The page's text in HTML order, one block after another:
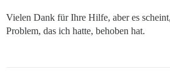
Vielen Dank für Ihre Hilfe, aber es
Problem, das ich hatte, behoben hat.